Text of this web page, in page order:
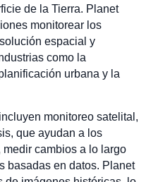
de la Tierra. Planet
monitorear los
espacial y
como la
urbana y la
monitoreo satelital,
que ayudan a los
cambios a lo largo
basadas en datos. Planet